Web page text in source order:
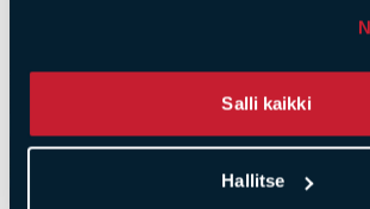
Salli kaikki
Hallitse